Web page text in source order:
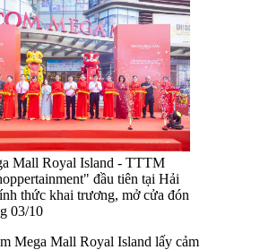
Mall Royal Island - TTTM
đầu tiên tại Hải
thức khai trương, mở cửa đón
03/10
Mega Mall Royal Island lấy cảm